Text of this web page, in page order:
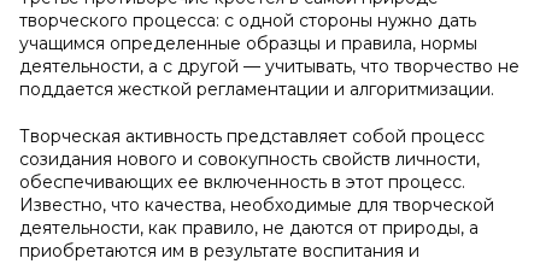
творческого процесса: с одной стороны нужно дать
учащимся определенные образцы и правила, нормы
деятельности, а с другой — учитывать, что творчество не
поддается жесткой регламентации и алгоритмизации.
Творческая активность представляет собой процесс
созидания нового и совокупность свойств личности,
обеспечивающих ее включенность в этот процесс.
Известно, что качества, необходимые для творческой
деятельности, как правило, не даются от природы, а
приобретаются им в результате воспитания и